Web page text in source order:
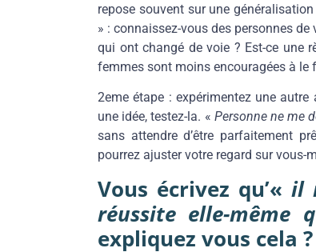
repose souvent sur une
» : connaissez-vous des personnes de
qui ont changé de voie ? Est-ce une
femmes sont moins encouragées à le
2eme étape : expérimentez une
une idée, testez-la. « Personne ne me
sans attendre d’être parfaitement
pourrez ajuster votre regard sur vous-
Vous écrivez qu’« il
réussite elle-même
expliquez vous cela ?